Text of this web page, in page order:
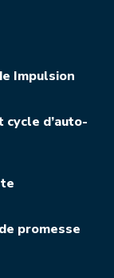
Impulsion
d’auto-
promesse